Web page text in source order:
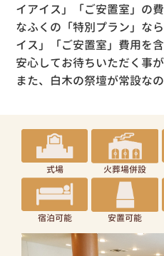
イアイス」「ご安置室」の
なふくの「特別プラン」な
イス」「ご安置室」費用を
安心してお待ちいただく事が
また、白木の祭壇が常設なの
式場 火葬場併設
宿泊可能 安置可能